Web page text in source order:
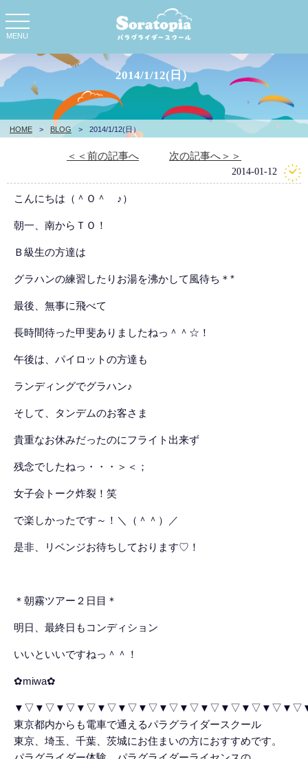
toggle
navigation
MENU
HOME > BLOG > 2014/1/12(日）
2014/1/12(日）
＜＜前の記事へ 次の記事へ＞＞
2014-01-12
こんにちは（＾Ｏ＾ ♪）
朝一、南からＴＯ！
Ｂ級生の方達は
グラハンの練習したりお湯を沸かして風待ち＊*
最後、無事に飛べて
長時間待った甲斐ありましたねっ＾＾☆！
午後は、パイロットの方達も
ランディングでグラハン♪
そして、タンデムのお客さま
貴重なお休みだったのにフライト出来ず
残念でしたねっ・・・＞＜；
女子会トーク炸裂！笑
で楽しかったです～！＼（＾＾）／
是非、リベンジお待ちしております♡！
＊朝霧ツアー２日目＊
明日、最終日もコンディション
いいといいですねっ＾＾！
✿miwa✿
東京都内からも電車で通えるパラグライダースクール
東京、埼玉、千葉、茨城にお住まいの方におすすめです。